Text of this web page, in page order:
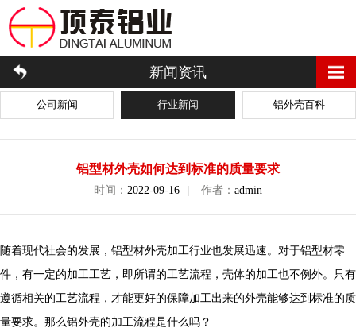
新闻资讯
公司新闻 行业新闻 铝外壳百科
铝型材外壳如何达到标准的质量要求
时间： 2022-09-16 作者： admin
随着现代社会的发展，铝型材外壳加工行业也发展迅速。对于铝型材零
件，有一定的加工工艺，即所谓的工艺流程，壳体的加工也不例外。只有
遵循相关的工艺流程，才能更好的保障加工出来的外壳能够达到标准的质
量要求。那么铝外壳的加工流程是什么吗？